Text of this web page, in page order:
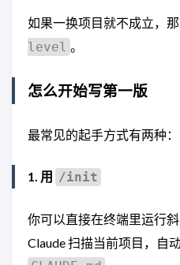
如果一换项目就不成立，
level 。
怎么开始写第一版
最常见的起手方式有两种：
1. 用 /init
你可以直接在终端里运行
Claude 扫描当前项目，自